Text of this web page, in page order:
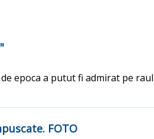
epoca a putut fi admirat pe
FOTO